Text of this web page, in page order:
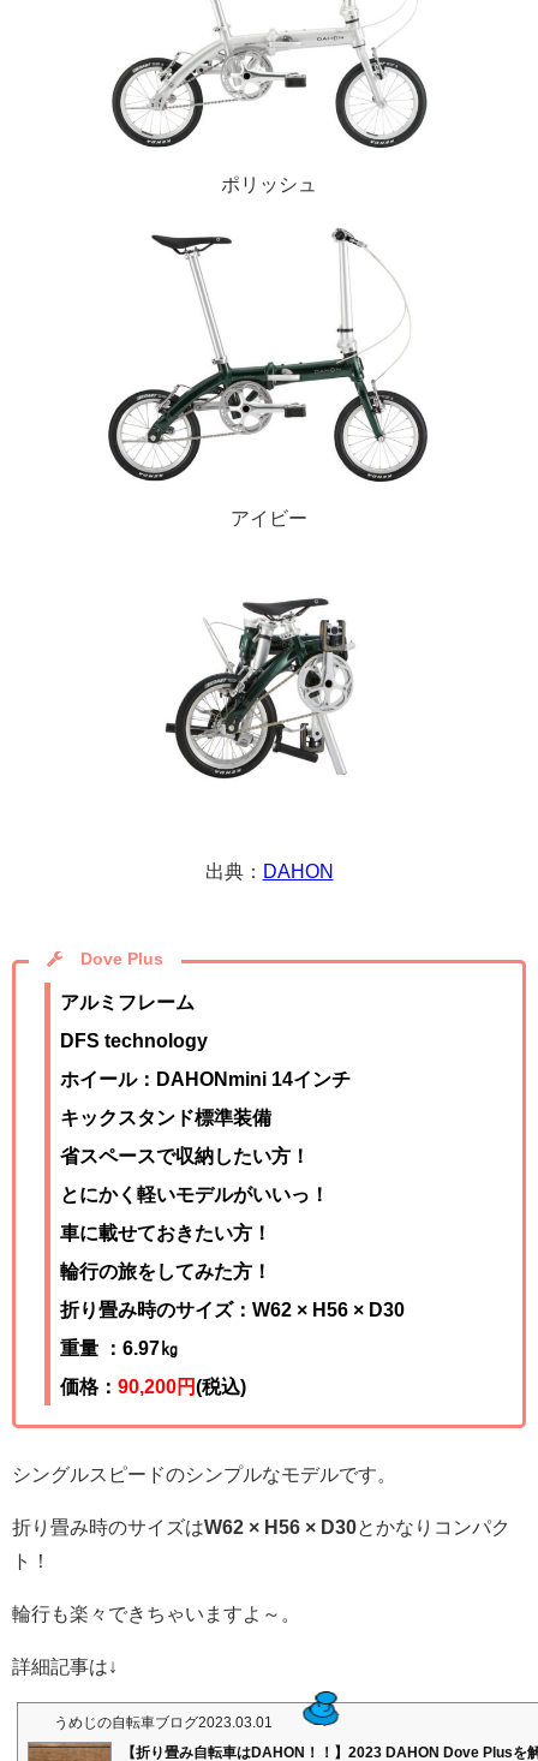
ポリッシュ
アイビー
出典： DAHON
Dove Plus
アルミフレーム
DFS technology
ホイール：DAHONmini 14インチ
キックスタンド標準装備
省スペースで収納したい方！
とにかく軽いモデルがいいっ！
車に載せておきたい方！
輪行の旅をしてみた方！
折り畳み時のサイズ： W62 × H56 × D30
重量 ：6.97㎏
価格： 90,200円(税込)
シングルスピードのシンプルなモデルです。
折り畳み時のサイズはW62 × H56 × D30とかなりコンパク
ト！
輪行も楽々できちゃいますよ～。
詳細記事は↓
うめじの自転車ブログ2023.03.01
【折り畳み自転車はDAHON！！】2023 DAHON Dove Plusを